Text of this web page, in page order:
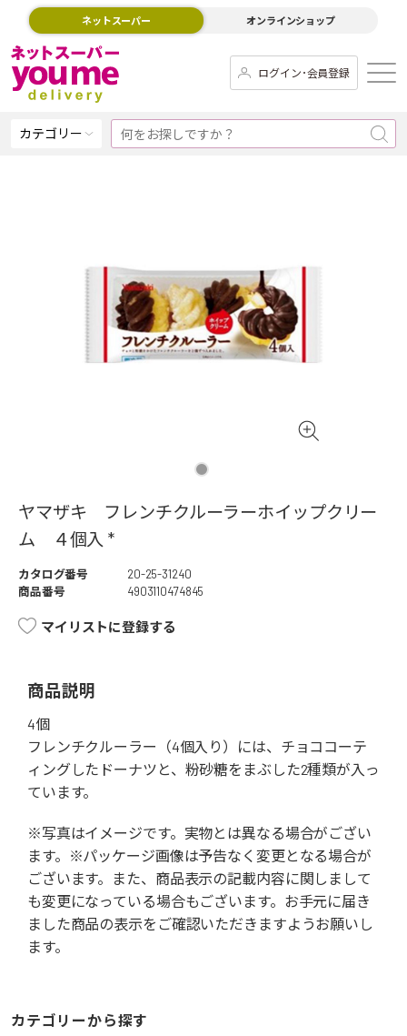
ネットスーパー オンラインショップ
ログイン･会員登録
カテゴリー
ヤマザキ フレンチクルーラーホイップクリー
ム ４個入 *
カタログ番号
20-25-31240
商品番号
4903110474845
マイリストに登録する
商品説明
4個
フレンチクルーラー（4個入り）には、チョココーテ
ィングしたドーナツと、粉砂糖をまぶした2種類が入っ
ています。
※写真はイメージです。実物とは異なる場合がござい
ます。※パッケージ画像は予告なく変更となる場合が
ございます。また、商品表示の記載内容に関しまして
も変更になっている場合もございます。お手元に届き
ました商品の表示をご確認いただきますようお願いし
ます。
カテゴリーから探す